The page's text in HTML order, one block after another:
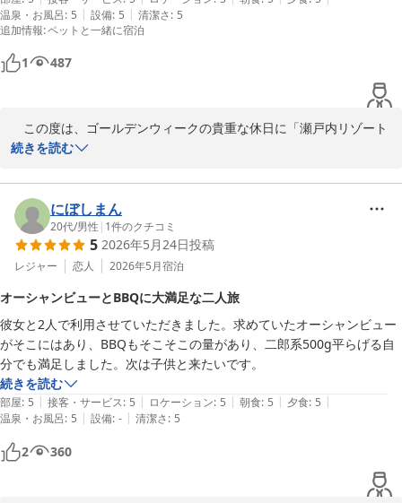
また、大浴場にて鳴門からお越しのお客様との温かい交流があった
とのこと、私も大変胸が熱くなる思いで拝読いたしました。お客様
の旅が、そのような一期一会の素晴らしい出会いによって、より深
く心に残る思い出となったことは、私どもにとっても大きな喜びで
これからも、すべてのお客様にとって「思い出深い宿」であり続け
られるよう、サービスの向上に努めてまいります。また皆様で瀬戸
りお待ち申し上げております。
瀬戸内リゾートベッセルおおち 副支配人 防越
瀬戸内リゾート ベッセルおおち
2026-06-23
漬けやうどん、釜揚げしらす、蛸飯が美味しかったです。
海岸にすぐ行けて、子どもや犬も楽しそうでした。キャンプ泊とホテル
泊のいいとこどりと言う感じです。ぜひまたお世話になりたいと思いま
温泉・お風呂: 5 | 設備: 5 | 清潔さ: 5
追加情報:ペットと一緒に宿泊
1 487
この度は、ゴールデンウィークの貴重な休日に「瀬戸内リゾート
ベッセルおおち」をご利用いただき、誠にありがとうございまし
ご夕食のバーベキューにご満足いただけたとのこと、大変嬉しく存
じます。セッティングから後片付けまでお任せいただける「手軽
さ」と、食べきれないほどの「満足感」を感じていただけたのであ
れば幸いです。また、当館自慢の天然温泉で、旅の疲れをゆっくり
朝食ビュッフェにつきましても、鯛茶漬けや蛸飯など、瀬戸内なら
ではのメニューを丁寧にお召し上がりいただき、ありがとうござい
ます。一番遅いお時間帯でのご利用でしたが、品数についてもご満
足いただけたとお聞きし、レストランスタッフも安堵いたしており
ます。
目の前の海岸は、ワンちゃんやお子様との思い出作りには最高のロ
ケーションですよね。楽しそうに過ごされるご家族の姿が目に浮か
続きを読む
にぼしまん
20代/男性 | 1件のクチコミ
5 2026年5月24日投稿
レジャー 恋人 2026年5月宿泊
オーシャンビューとBBQに大満足な二人旅
彼女と2人で利用させていただきました。求めていたオーシャンビュー
がそこにはあり、BBQもそこそこの量があり、二郎系500g平らげる自
分でも満足しました。次は子供と来たいです。
続きを読む
部屋: 5 | 接客・サービス: 5 | ロケーション: 5 | 朝食: 5 | 夕食: 5 |
温泉・お風呂: 5 | 設備: - | 清潔さ: 5
2 360